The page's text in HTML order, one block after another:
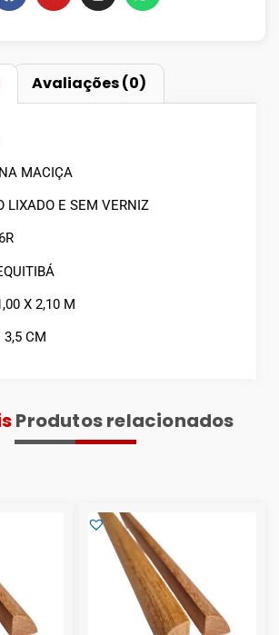
Avaliações (0)
MACIÇA
LIXADO E SEM VERNIZ
X 2,10 M
3,5 CM
Produtos relacionados